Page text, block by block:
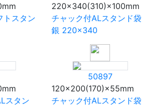
トスタン
220×340(310)×100mm
チャック付ALスタンド袋
銀 220×340
スタン
50897
120×200(170)×55mm
チャック付ALスタンド袋